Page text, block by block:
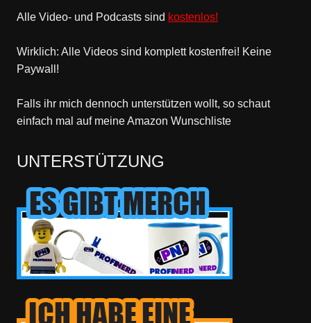
Alle Video- und Podcasts sind kostenlos!
Wirklich: Alle Videos sind komplett kostenfrei! Keine
Paywall!
Falls ihr mich dennoch unterstützen wollt, so schaut
einfach mal auf meine Amazon Wunschliste
UNTERSTÜTZUNG